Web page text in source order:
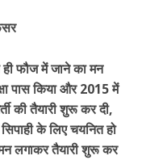
फौज में जाने का मन
पास किया और 2015 में
की तैयारी शुरू कर दी,
के लिए चयनित हो
लगाकर तैयारी शुरू कर